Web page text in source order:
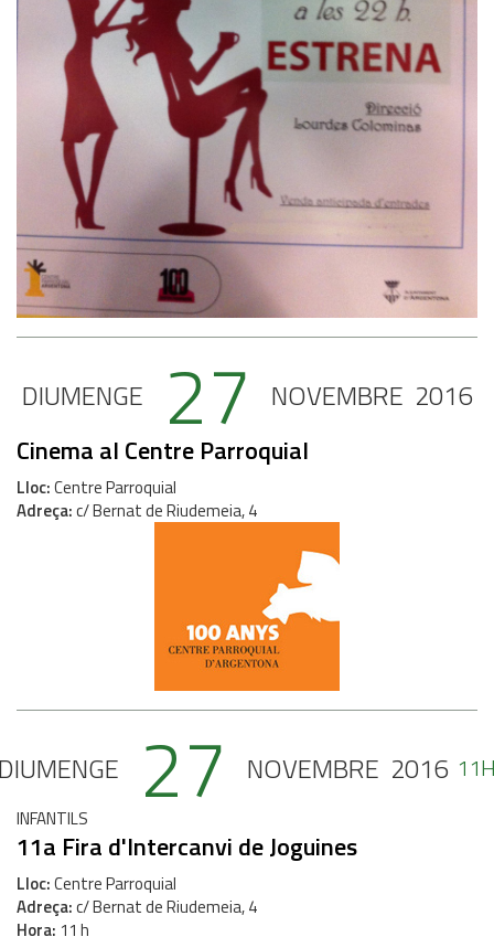
DIUMENGE 27 NOVEMBRE 2016
Cinema al Centre Parroquial
Lloc Centre Parroquial
Adreça c/ Bernat de Riudemeia, 4
27 NOVEMBRE 2016
INFANTILS
11a Fira d'Intercanvi de Joguines
Lloc Centre Parroquial
Adreça c/ Bernat de Riudemeia, 4
Hora 11 h